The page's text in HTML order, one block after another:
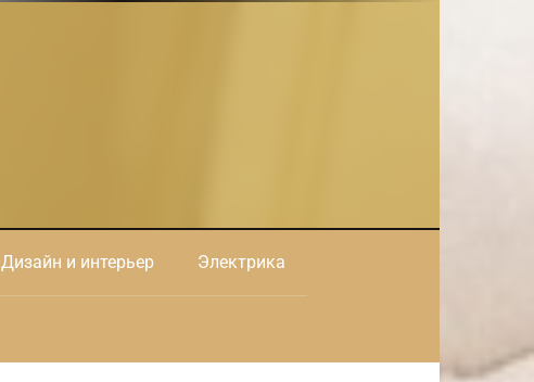
Дизайн и интерьер Электрика